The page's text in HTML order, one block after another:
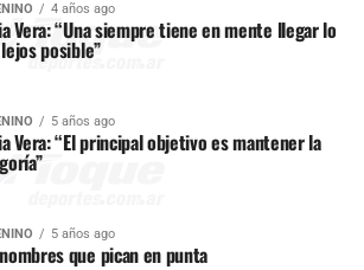
4 años ago
Vera: “Una siempre tiene en mente llegar lo
posible”
5 años ago
Vera: “El principal objetivo es mantener la
5 años ago
que pican en punta